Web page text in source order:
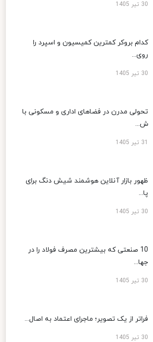
30 تیر 1405
کدام بروکر کمترین کمیسیون و اسپرد را
روی...
30 تیر 1405
تحولی مدرن در فضاهای اداری و مسکونی با
ش...
ظهور بازار آنلاین هوشمند شیش دنگ برای
پا...
30 تیر 1405
10 صنعتی که بیشترین مصرف فولاد را در
جها...
30 تیر 1405
فراتر از یک تصویر؛ ماجرای اعتماد به اصال...
30 تیر 1405